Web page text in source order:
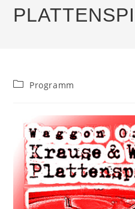
Beitrags-
Programm